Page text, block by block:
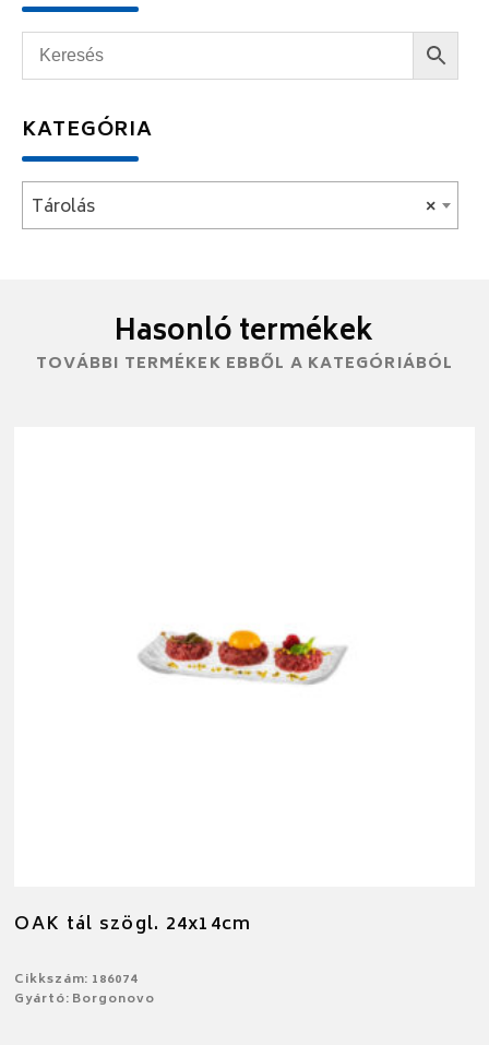
KATEGÓRIA
×
Tárolás
Hasonló termékek
TOVÁBBI TERMÉKEK EBBŐL A KATEGÓRIÁBÓL
OAK tál szögl. 24x14cm
Cikkszám: 186074
Gyártó: Borgonovo